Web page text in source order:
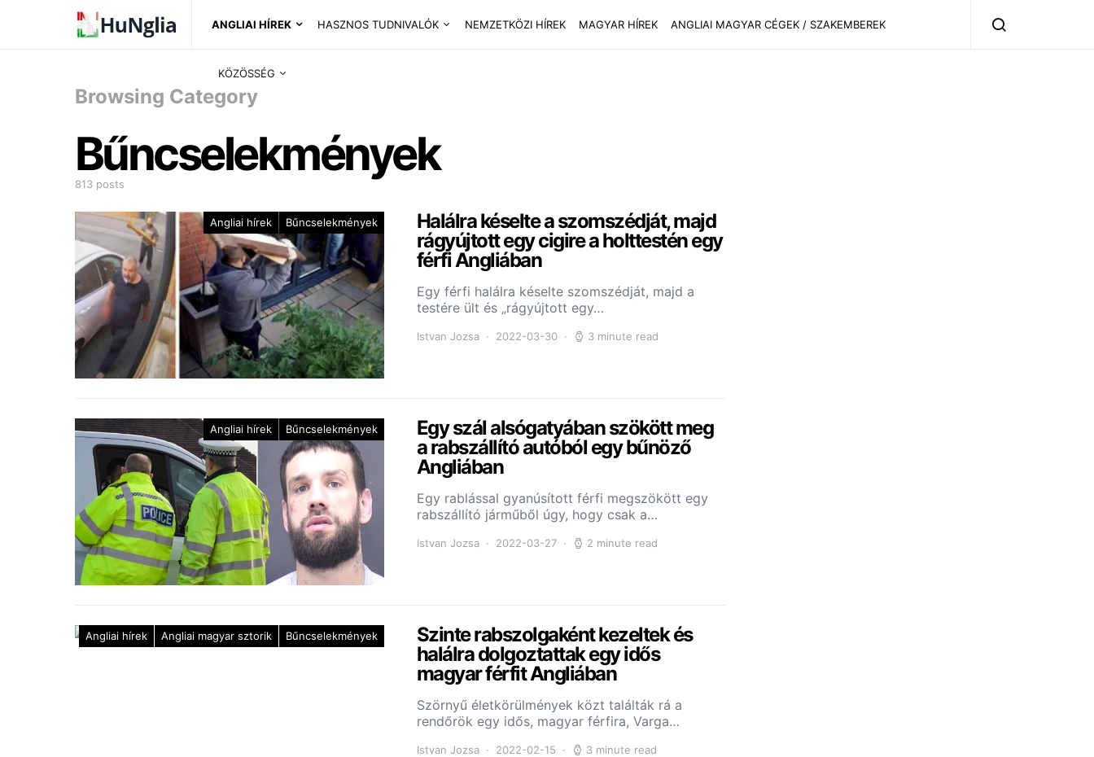
ANGLIAI HÍREK HASZNOS TUDNIVALÓK NEMZETKÖZI HÍREK MAGYAR HÍREK ANGLIAI MAGYAR CÉGEK / SZAKEMBEREK
KÖZÖSSÉG
Browsing Category
Bűncselekmények
813 posts
Angliai hírek Bűncselekmények
Halálra késelte a szomszédját, majd
rágyújtott egy cigire a holttestén egy
férfi Angliában
Egy férfi halálra késelte szomszédját, majd a
testére ült és „rágyújtott egy…
Istvan Jozsa 2022-03-30 3 minute read
Angliai hírek Bűncselekmények
Egy szál alsógatyában szökött meg
a rabszállító autóból egy bűnöző
Angliában
Egy rablással gyanúsított férfi megszökött egy
rabszállító járműből úgy, hogy csak a…
Istvan Jozsa 2022-03-27 2 minute read
Angliai hírek Angliai magyar sztorik Bűncselekmények
Szinte rabszolgaként kezeltek és
halálra dolgoztattak egy idős
magyar férfit Angliában
Szörnyű életkörülmények közt találták rá a
rendőrök egy idős, magyar férfira, Varga…
Istvan Jozsa 2022-02-15 3 minute read